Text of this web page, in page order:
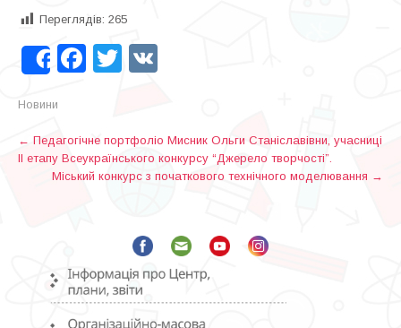
Переглядів: 265
ShareFacebook
Twitter
Новини
P
o
← Педагогічне портфоліо Мисник Ольги Станіславівни, учасниці
ІІ етапу Всеукраїнського конкурсу “Джерело творчості”.
Міський конкурс з початкового технічного моделювання →